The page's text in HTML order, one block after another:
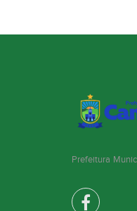
Prefeitura